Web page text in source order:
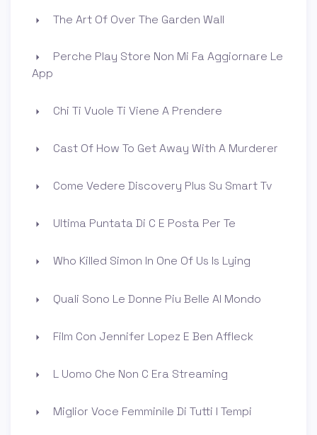
The Art Of Over The Garden Wall
Perche Play Store Non Mi Fa Aggiornare Le
App
Chi Ti Vuole Ti Viene A Prendere
Cast Of How To Get Away With A Murderer
Come Vedere Discovery Plus Su Smart Tv
Ultima Puntata Di C E Posta Per Te
Who Killed Simon In One Of Us Is Lying
Quali Sono Le Donne Piu Belle Al Mondo
Film Con Jennifer Lopez E Ben Affleck
L Uomo Che Non C Era Streaming
Miglior Voce Femminile Di Tutti I Tempi